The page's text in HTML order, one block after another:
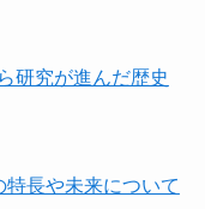
研究が進んだ歴史
長や未来について